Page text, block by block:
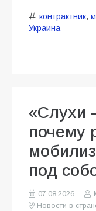
контрактник,
Украина
«Слухи
почему
под
07.08.2026
Новости в